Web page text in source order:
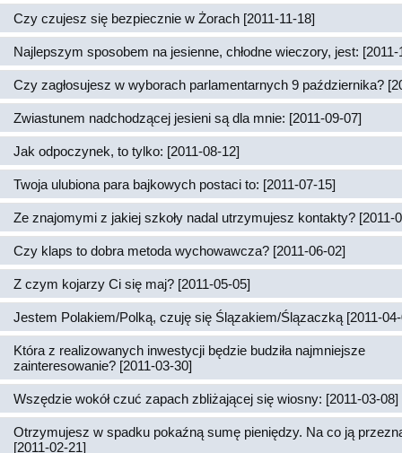
Czy czujesz się bezpiecznie w Żorach [2011-11-18]
Najlepszym sposobem na jesienne, chłodne wieczory, jest: [2011-
Czy zagłosujesz w wyborach parlamentarnych 9 października?
Zwiastunem nadchodzącej jesieni są dla mnie: [2011-09-07]
Jak odpoczynek, to tylko: [2011-08-12]
Twoja ulubiona para bajkowych postaci to: [2011-07-15]
Ze znajomymi z jakiej szkoły nadal utrzymujesz kontakty? [2011-
Czy klaps to dobra metoda wychowawcza? [2011-06-02]
Z czym kojarzy Ci się maj? [2011-05-05]
Jestem Polakiem/Polką, czuję się Ślązakiem/Ślązaczką [2011-
Która z realizowanych inwestycji będzie budziła najmniejsze
zainteresowanie? [2011-03-30]
Wszędzie wokół czuć zapach zbliżającej się wiosny: [2011-03-08]
Otrzymujesz w spadku pokaźną sumę pieniędzy. Na co ją
[2011-02-21]